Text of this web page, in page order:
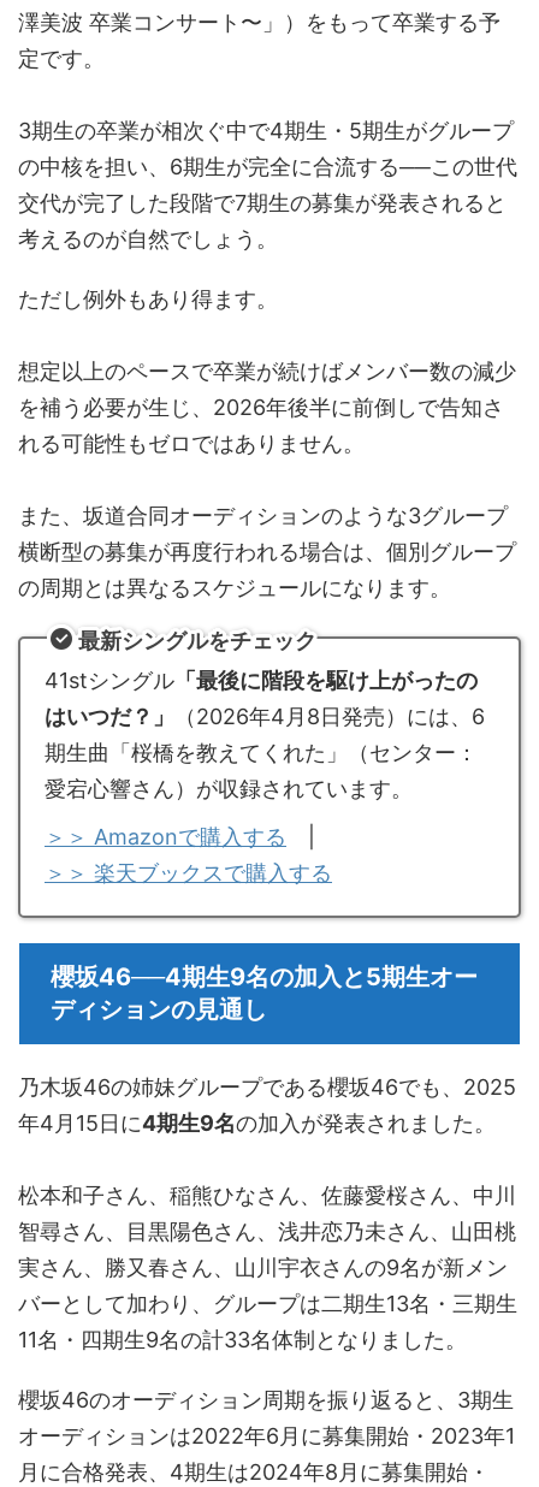
澤美波 卒業コンサート〜」）をもって卒業する予
定です。
3期生の卒業が相次ぐ中で4期生・5期生がグループ
の中核を担い、6期生が完全に合流する──この世代
交代が完了した段階で7期生の募集が発表されると
考えるのが自然でしょう。
ただし例外もあり得ます。
想定以上のペースで卒業が続けばメンバー数の減少
を補う必要が生じ、2026年後半に前倒しで告知さ
れる可能性もゼロではありません。
また、坂道合同オーディションのような3グループ
横断型の募集が再度行われる場合は、個別グループ
の周期とは異なるスケジュールになります。
最新シングルをチェック
41stシングル 「最後に階段を駆け上がったの
はいつだ？」
（2026年4月8日発売）には、6
期生曲「桜橋を教えてくれた」（センター：
愛宕心響さん）が収録されています。
＞＞ Amazonで購入する
＞＞ 楽天ブックスで購入する
櫻坂46──4期生9名の加入と5期生オー
ディションの見通し
乃木坂46の姉妹グループである櫻坂46でも、2025
年4月15日に4期生9名の加入が発表されました。
松本和子さん、稲熊ひなさん、佐藤愛桜さん、中川
智尋さん、目黒陽色さん、浅井恋乃未さん、山田桃
実さん、勝又春さん、山川宇衣さんの9名が新メン
バーとして加わり、グループは二期生13名・三期生
11名・四期生9名の計33名体制となりました。
櫻坂46のオーディション周期を振り返ると、3期生
オーディションは2022年6月に募集開始・2023年1
月に合格発表、4期生は2024年8月に募集開始・